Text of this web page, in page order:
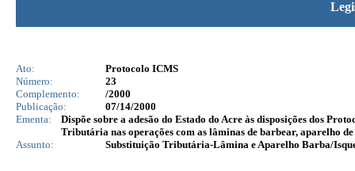
Ato:
Protocolo ICMS
Número:
23
Complemento:
/2000
Publicação:
07/14/2000
Ementa:
Dispõe sobre a adesão do Estado do Acre às disposições dos
Tributária nas operações com as lâminas de barbear, aparelho
Assunto:
Substituição Tributária-Lâmina e Aparelho Barba/